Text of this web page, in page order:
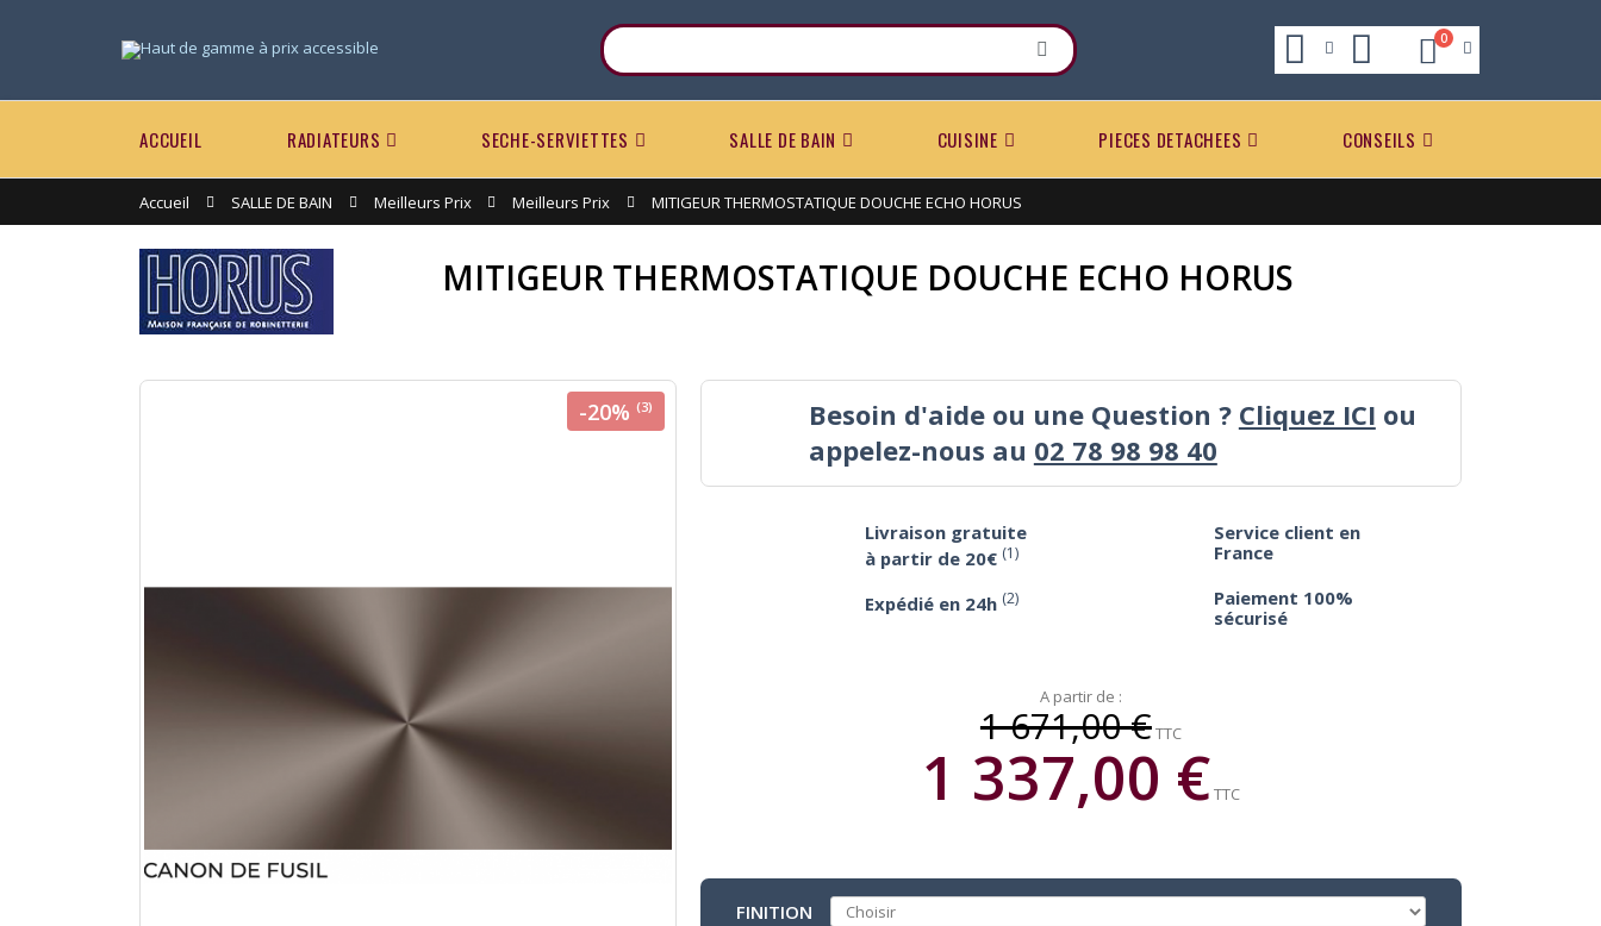
0
ACCUEIL RADIATEURS SECHE-SERVIETTES SALLE DE BAIN CUISINE PIECES DETACHEES CONSEILS
Accueil SALLE DE BAIN Meilleurs Prix Meilleurs Prix MITIGEUR THERMOSTATIQUE DOUCHE ECHO HORUS
MITIGEUR THERMOSTATIQUE DOUCHE ECHO HORUS
-20% (3) Besoin d'aide ou une Question ? Cliquez ICI ou
appelez-nous au 02 78 98 98 40
Livraison gratuite
à partir de 20€ (1)
Service client en
France
Expédié en 24h (2)
Paiement 100%
sécurisé
A partir de :
1 671,00 €TTC
1 337,00 €TTC
FINITION